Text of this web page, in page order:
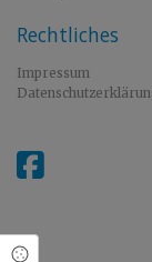
Rechtliches
Impressum